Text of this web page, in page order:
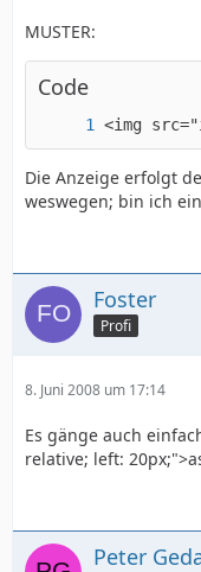
MUSTER:
Code
<img
Die Anzeige erfolgt
weswegen; bin ich
Foster
Profi
8. Juni 2008 um 17:14
Es gänge auch
relative; left:
Peter